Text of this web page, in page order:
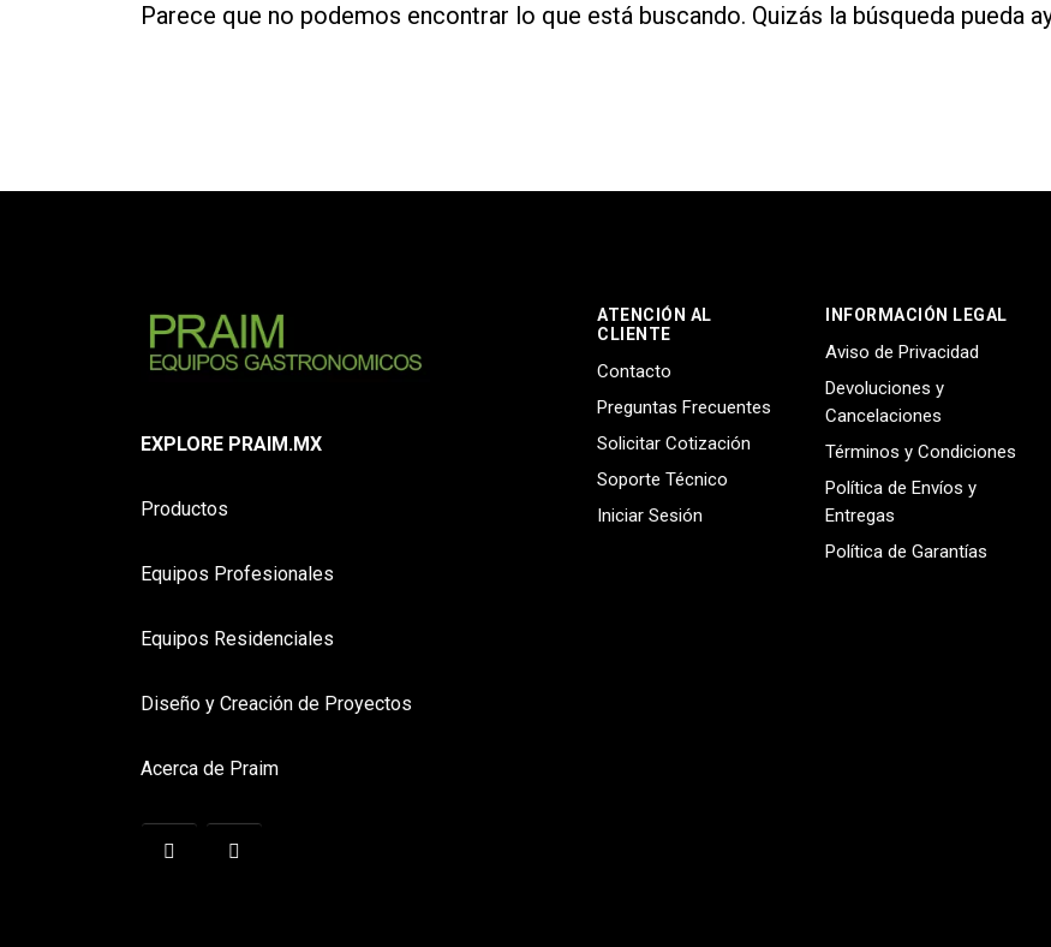
Parece que no podemos encontrar lo que está buscando. Quizás la búsqueda pueda
EXPLORE PRAIM.MX
Productos
Equipos Profesionales
Equipos Residenciales
Diseño y Creación de Proyectos
Acerca de Praim
ATENCIÓN AL
CLIENTE
Contacto
Preguntas Frecuentes
Solicitar Cotización
Soporte Técnico
Iniciar Sesión
INFORMACIÓN LEGAL
Aviso de Privacidad
Devoluciones y
Cancelaciones
Términos y Condiciones
Política de Envíos y
Entregas
Política de Garantías